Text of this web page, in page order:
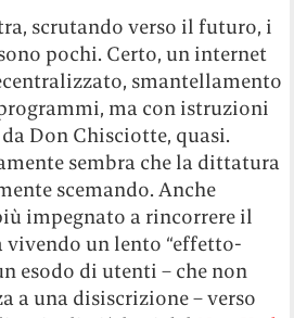
scrutando verso il futuro, i
pochi. Certo, un internet
smantellamento
ma con istruzioni
Don Chisciotte, quasi.
sembra che la dittatura
scemando. Anche
impegnato a rincorrere il
un lento “effetto-
esodo di utenti – che non
a una disiscrizione – verso